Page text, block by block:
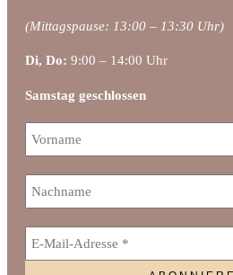
(Mittagspause: 13:00 – 13:30 Uhr)
Di, Do: 9:00 – 14:00 Uhr
Samstag geschlossen